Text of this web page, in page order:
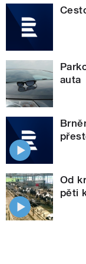
auta
Od
pěti